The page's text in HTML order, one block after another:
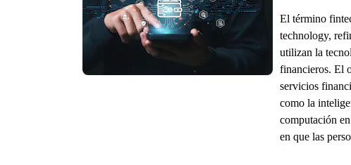
El término
technology,
utilizan la
financieros. El
servicios
como la
computación
en que las